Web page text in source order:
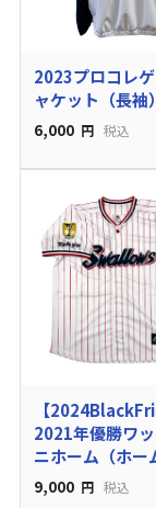
2023プロコレ
ャケット（長袖）
6,000 円 税込
【
2021年優勝ワ
ニホーム（ホー
9,000 円 税込